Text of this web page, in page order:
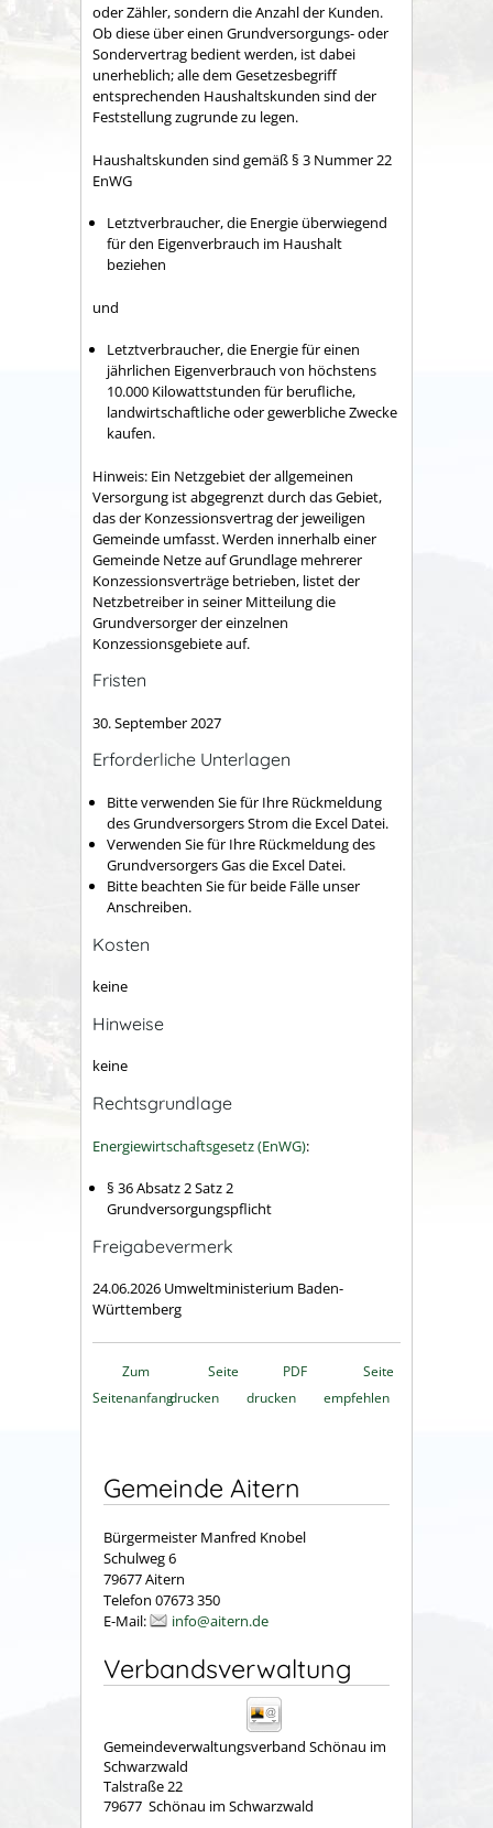
oder Zähler, sondern die Anzahl der Kunden.
Ob diese über einen Grundversorgungs- oder
Sondervertrag bedient werden, ist dabei
unerheblich; alle dem Gesetzesbegriff
entsprechenden Haushaltskunden sind der
Feststellung zugrunde zu legen.
Haushaltskunden sind gemäß § 3 Nummer 22
EnWG
Letztverbraucher, die Energie überwiegend
für den Eigenverbrauch im Haushalt
beziehen
und
Letztverbraucher, die Energie für einen
jährlichen Eigenverbrauch von höchstens
10.000 Kilowattstunden für berufliche,
landwirtschaftliche oder gewerbliche Zwecke
kaufen.
Hinweis: Ein Netzgebiet der allgemeinen
Versorgung ist abgegrenzt durch das Gebiet,
das der Konzessionsvertrag der jeweiligen
Gemeinde umfasst. Werden innerhalb einer
Gemeinde Netze auf Grundlage mehrerer
Konzessionsverträge betrieben, listet der
Netzbetreiber in seiner Mitteilung die
Grundversorger der einzelnen
Konzessionsgebiete auf.
Fristen
30. September 2027
Erforderliche Unterlagen
Bitte verwenden Sie für Ihre Rückmeldung
des Grundversorgers Strom die Excel Datei.
Verwenden Sie für Ihre Rückmeldung des
Grundversorgers Gas die Excel Datei.
Bitte beachten Sie für beide Fälle unser
Anschreiben.
Kosten
keine
Hinweise
keine
Rechtsgrundlage
Energiewirtschaftsgesetz (EnWG):
§ 36 Absatz 2 Satz 2
Grundversorgungspflicht
Freigabevermerk
24.06.2026 Umweltministerium Baden-
Württemberg
Zum
Seitenanfang
Seite
drucken
PDF
drucken
Seite
empfehlen
Gemeinde Aitern
Bürgermeister Manfred Knobel
Schulweg 6
79677 Aitern
Telefon 07673 350
E-Mail:
info@aitern.de
Verbandsverwaltung
Gemeindeverwaltungsverband Schönau im
Schwarzwald
Talstraße 22
79677 Schönau im Schwarzwald